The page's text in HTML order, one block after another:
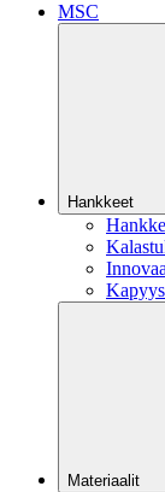
MSC
Hankkeet
Materiaalit